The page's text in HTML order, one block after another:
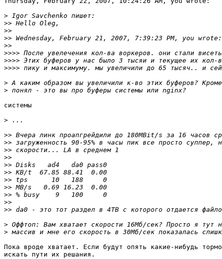
>
>>
>>
>>
>>
>>>>
>>>>
>>>>
>
>
системы
>
>>
>>
>>
>>
>>
>>
>>
>>
>>
>>
>>
>
>
Пока вроде хватает. Если будут опять какие-нибудь
искать пути их решания.